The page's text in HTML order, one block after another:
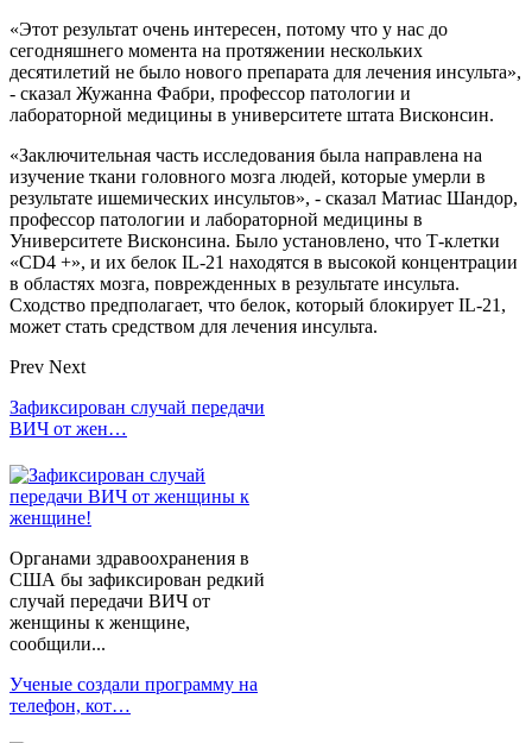
«Этот результат очень интересен, потому что у нас до
сегодняшнего момента на протяжении нескольких
десятилетий не было нового препарата для лечения инсульта»,
- сказал Жужанна Фабри, профессор патологии и
лабораторной медицины в университете штата Висконсин.
«Заключительная часть исследования была направлена на
изучение ткани головного мозга людей, которые умерли в
результате ишемических инсультов», - сказал Матиас Шандор,
профессор патологии и лабораторной медицины в
Университете Висконсина. Было установлено, что Т-клетки
«CD4 +», и их белок IL-21 находятся в высокой концентрации
в областях мозга, поврежденных в результате инсульта.
Сходство предполагает, что белок, который блокирует IL-21,
может стать средством для лечения инсульта.
Prev Next
Зафиксирован случай передачи
ВИЧ от жен…
Органами здравоохранения в
США бы зафиксирован редкий
случай передачи ВИЧ от
женщины к женщине,
сообщили...
Ученые создали программу на
телефон, кот…